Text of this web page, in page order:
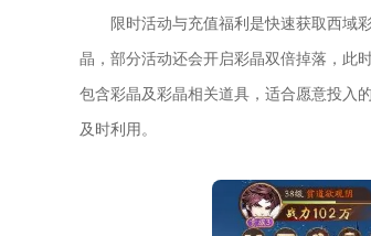
限时活动与充值福利是快速获取西域
晶，部分活动还会开启彩晶双倍掉落，此
包含彩晶及彩晶相关道具，适合愿意投入
及时利用。